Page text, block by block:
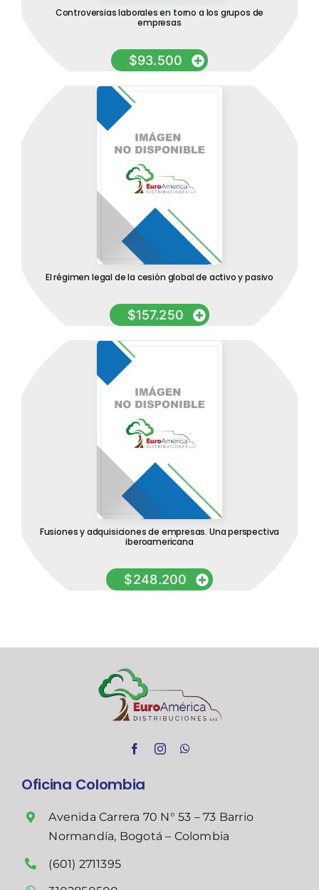
Controversias laborales en torno a los grupos de
empresas
$93.500
El régimen legal de la cesión global de activo y pasivo
$157.250
Fusiones y adquisiciones de empresas. Una perspectiva
iberoamericana
$248.200
Oficina Colombia
Avenida Carrera 70 N° 53 – 73 Barrio
Normandía, Bogotá – Colombia
(601) 2711395